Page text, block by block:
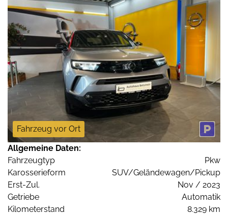
Fahrzeug vor Ort
Allgemeine Daten:
Fahrzeugtyp
Pkw
Karosserieform
SUV/Geländewagen/Pickup
Erst-Zul.
Nov / 2023
Getriebe
Automatik
Kilometerstand
8.329 km